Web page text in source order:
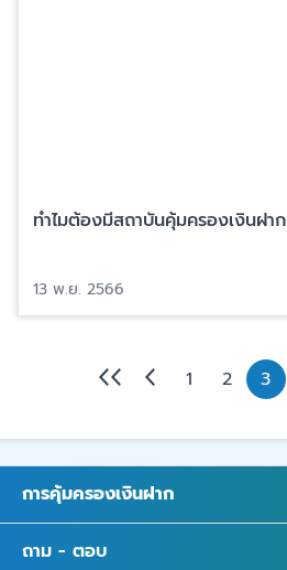
ทำไมต้องมีสถาบันคุ้มครองเงินฝาก
13 พ.ย. 2566
1 2 3
การคุ้มครองเงินฝาก
ถาม - ตอบ